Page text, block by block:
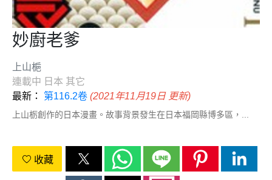
妙廚老爹
上山梔
連載中 日本 其它
最新： 第116.2卷 (2021年11月19日 更新)
上山栃創作的日本漫畫。故事背景發生在日本福岡縣博多區，...
收藏